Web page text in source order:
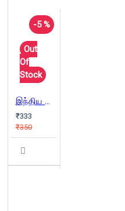
-5 %
Out
Of
Stock
இந்திய ஞான மரபுகள் பெளத்தத்தின் பார்வையில்
₹333
₹350